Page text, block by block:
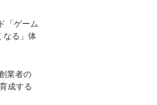
「ゲーム
なる」体
業者の
成する